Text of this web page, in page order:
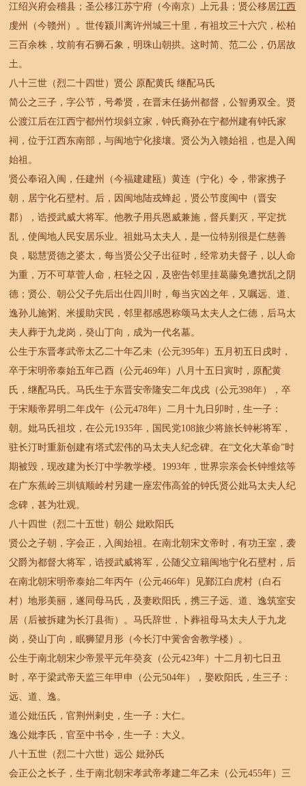
江绍兴府会稽县；圣公移江苏宁府（今南京）上元县；贤公移居江西
虔州（今赣州）。世传颍川离许州城三十里，有祖坟三十六穴，松柏
三百余株，坟前有石狮石象，明珠山朝拱。这时简、范二公，仍居故
土。
八十三世（烈二十四世）贤公 原配黄氏 继配马氏
简公之三子，字公节，号希贤，在晋末任扬州都督，公智勇双全。贤
公渡江后在江西宁都州竹坝斜立家，钟氏裔孙在宁都州建有钟氏家
祠，位于江西东南部，与闽地宁化接壤。贤公为入赣始祖，也是入闽
始祖。
贤公奉诏入闽，任建州（今福建建瓯）黄连（宁化）令，带家携子
朝，居宁化石壁村。后，因闽地陆戎蜂起，贤公节度闽中（晋安
郡），诰授武威大将军。他教子用兵恩威兼施，督兵剿灭，平定扰
乱，使闽地人民安居乐业。祖妣马太夫人，是一位特别很是仁慈善
良，聪慧贤德之婆太，每当贤公父子出征时，经常劝夫督子，以人命
为重，万不可草菅人命，枉轻之囚，及密告邻里挂葛藤免遭扰乱之阴
德；贤公、朝公父子先后出仕四川时，每当灾凶之年，又嘱远、道、
逸孙儿施粥、米援助灾民，邻里都感恩称颂马太夫人之仁德，后马太
夫人葬于九龙岗，癸山丁向，成为一代名墓。
公生于东晋孝武帝太乙二十年乙未（公元395年）五月初五日戌时，
卒于宋明帝泰始五年己酉（公元469年）八月十五日寅时，原配黄
氏，继配马氏。马氏生于东晋安帝隆安二年戊戌（公元398年），卒
于宋顺帝昇明二年戊午（公元478年）二月十九日卯时，生一子：
朝。妣马氏祖坟，在公元1935年，国民党108旅少将旅长钟彬将军，
驻长汀时重新创建有塔式宏伟的马太夫人纪念碑。在“文化大革命”时
期被毁，现改建为长汀中学教学楼。1993年，世界宗亲会长钟维炫等
在广东蕉岭三圳镇顺岭村另建一座宏伟高耸的钟氏贤公妣马太夫人纪
念碑，甚为壮观。
八十四世（烈二十五世）朝公 妣欧阳氏
贤公之子朝，字会正，入闽始祖。在南北朝宋文帝时，有功王室，袭
父爵为都督大将军，诰授武威将军，公随父立籍闽地宁化石壁村，后
在南北朝宋明帝泰始二年丙午（公元466年）见鄞江白虎村（白石
村）地形美丽，遂同母马氏，及妻欧阳氏，携三子远、道、逸筑室安
居（后被拆建为长汀县衙）。马氏辞世，卜葬祖母马太夫人于九龙
岗，癸山丁向，眠狮望月形（今长汀中黉舍舍教学楼）。
公生于南北朝宋少帝景平元年癸亥（公元423年）十二月初七日丑
时，卒于梁武帝天监三年甲申（公元504年），娶欧阳氏，生三子：
远、道、逸。
道公妣伍氏，官荆州剌史，生一子：大仁。
逸公妣李氏，官至中书令，生一子：大义。
八十五世（烈二十六世）远公 妣孙氏
会正公之长子，生于南北朝宋孝武帝孝建二年乙未（公元455年）三